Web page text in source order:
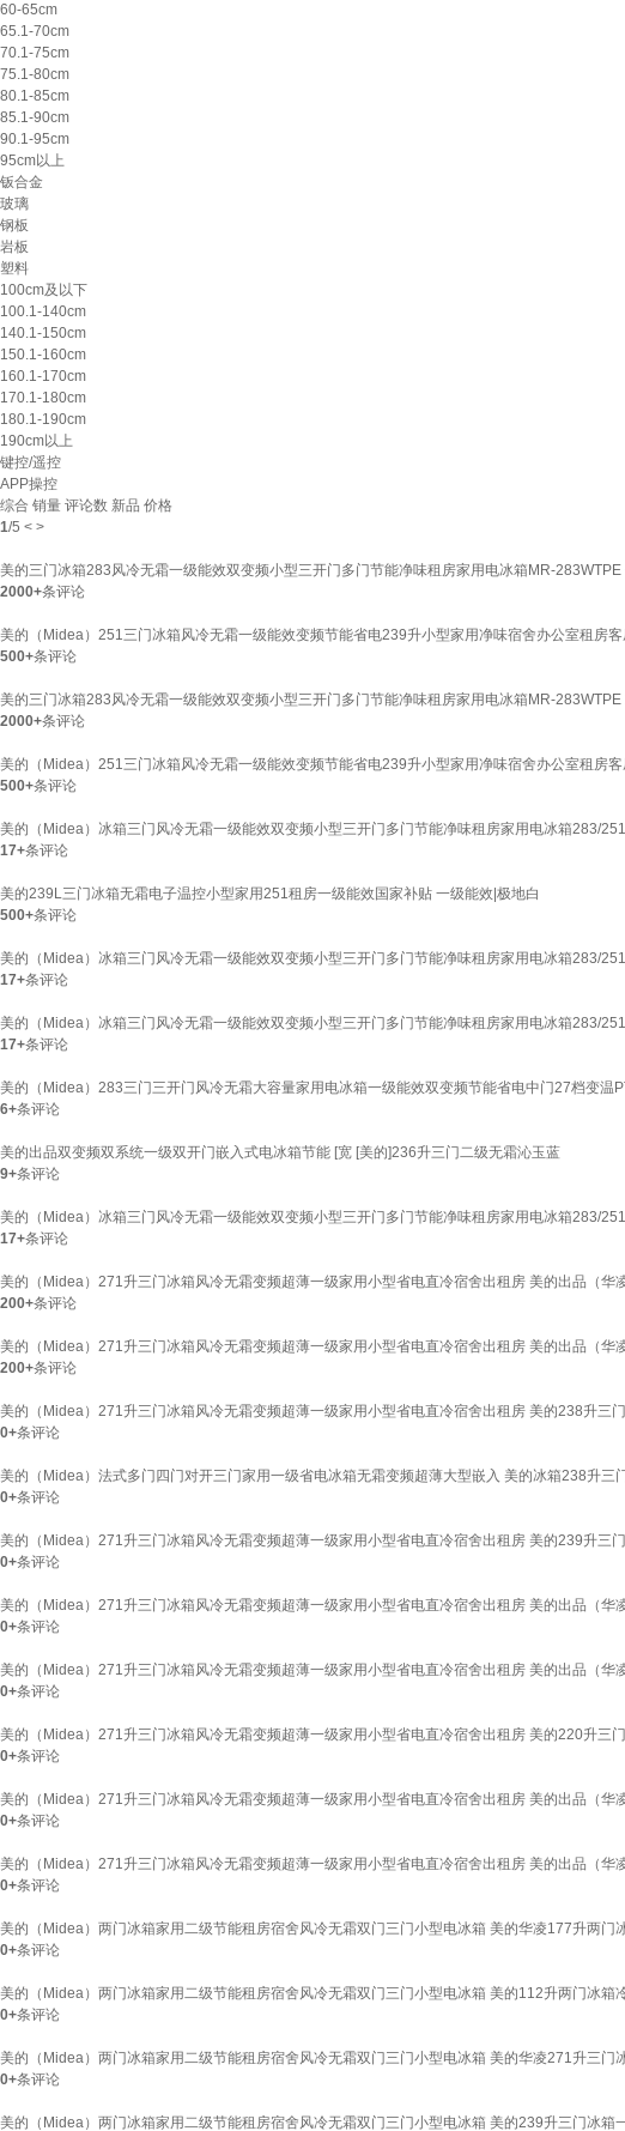
60-65cm
65.1-70cm
70.1-75cm
75.1-80cm
80.1-85cm
85.1-90cm
90.1-95cm
95cm以上
钣合金
玻璃
钢板
岩板
塑料
100cm及以下
100.1-140cm
140.1-150cm
150.1-160cm
160.1-170cm
170.1-180cm
180.1-190cm
190cm以上
键控/遥控
APP操控
综合 销量 评论数 新品 价格
1/5 < >
美的三门冰箱283风冷无霜一级能效双变频小型三开门多门节能净味租房家用电冰箱MR-
2000+条评论
美的（Midea）251三门冰箱风冷无霜一级能效变频节能省电239升小型家用净味宿舍办公室租房
500+条评论
美的三门冰箱283风冷无霜一级能效双变频小型三开门多门节能净味租房家用电冰箱MR-
2000+条评论
美的（Midea）251三门冰箱风冷无霜一级能效变频节能省电239升小型家用净味宿舍办公室租房
500+条评论
美的（Midea）冰箱三门风冷无霜一级能效双变频小型三开门多门节能净味租房家用电冰箱283/
17+条评论
美的239L三门冰箱无霜电子温控小型家用251租房一级能效国家补贴 一级能效|极地白
500+条评论
美的（Midea）冰箱三门风冷无霜一级能效双变频小型三开门多门节能净味租房家用电冰箱283/
17+条评论
美的（Midea）冰箱三门风冷无霜一级能效双变频小型三开门多门节能净味租房家用电冰箱283/
17+条评论
美的（Midea）283三门三开门风冷无霜大容量家用电冰箱一级能效双变频节能省电中门27档变温
6+条评论
美的出品双变频双系统一级双开门嵌入式电冰箱节能 [宽 [美的]236升三门二级无霜沁玉蓝
9+条评论
美的（Midea）冰箱三门风冷无霜一级能效双变频小型三开门多门节能净味租房家用电冰箱283/
17+条评论
美的（Midea）271升三门冰箱风冷无霜变频超薄一级家用小型省电直冷宿舍出租房 美的出品（华
200+条评论
美的（Midea）271升三门冰箱风冷无霜变频超薄一级家用小型省电直冷宿舍出租房 美的出品（华
200+条评论
美的（Midea）271升三门冰箱风冷无霜变频超薄一级家用小型省电直冷宿舍出租房 美的238升三
0+条评论
美的（Midea）法式多门四门对开三门家用一级省电冰箱无霜变频超薄大型嵌入 美的冰箱238升三
0+条评论
美的（Midea）271升三门冰箱风冷无霜变频超薄一级家用小型省电直冷宿舍出租房 美的239升三
0+条评论
美的（Midea）271升三门冰箱风冷无霜变频超薄一级家用小型省电直冷宿舍出租房 美的出品（华
0+条评论
美的（Midea）271升三门冰箱风冷无霜变频超薄一级家用小型省电直冷宿舍出租房 美的出品（华
0+条评论
美的（Midea）271升三门冰箱风冷无霜变频超薄一级家用小型省电直冷宿舍出租房 美的220升三
0+条评论
美的（Midea）271升三门冰箱风冷无霜变频超薄一级家用小型省电直冷宿舍出租房 美的出品（华
0+条评论
美的（Midea）271升三门冰箱风冷无霜变频超薄一级家用小型省电直冷宿舍出租房 美的出品（华
0+条评论
美的（Midea）两门冰箱家用二级节能租房宿舍风冷无霜双门三门小型电冰箱 美的华凌177升两门
0+条评论
美的（Midea）两门冰箱家用二级节能租房宿舍风冷无霜双门三门小型电冰箱 美的112升两门冰箱
0+条评论
美的（Midea）两门冰箱家用二级节能租房宿舍风冷无霜双门三门小型电冰箱 美的华凌271升三门
0+条评论
美的（Midea）两门冰箱家用二级节能租房宿舍风冷无霜双门三门小型电冰箱 美的239升三门冰箱